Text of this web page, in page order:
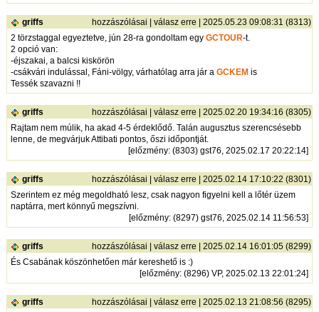
griffs hozzászólásai |válasz erre | 2025.05.23 09:08:31 (8313)
2 törzstaggal egyeztetve, jún 28-ra gondoltam egyGCTOUR-t.
2 opció van:
-éjszakai, a balcsi kiskörön
-csákvári indulással, Fáni-völgy, várhatólag arra jár aGCKEM is
Tessék szavazni !!
griffs hozzászólásai |válasz erre | 2025.02.20 19:34:16 (8305)
Rajtam nem múlik, ha akad 4-5 érdeklődő. Talán augusztus szerencsésebb
lenne, de megvárjuk Attibati pontos, őszi időpontját.
[előzmény: (8303) gst76, 2025.02.17 20:22:14]
griffs hozzászólásai |válasz erre | 2025.02.14 17:10:22 (8301)
Szerintem ez még megoldható lesz, csak nagyon figyelni kell a lőtér üzem
naptárra, mert könnyű megszívni.
[előzmény: (8297) gst76, 2025.02.14 11:56:53]
griffs hozzászólásai |válasz erre | 2025.02.14 16:01:05 (8299)
És Csabának köszönhetően már kereshető is :)
[előzmény: (8296) VP, 2025.02.13 22:01:24]
griffs hozzászólásai |válasz erre | 2025.02.13 21:08:56 (8295)